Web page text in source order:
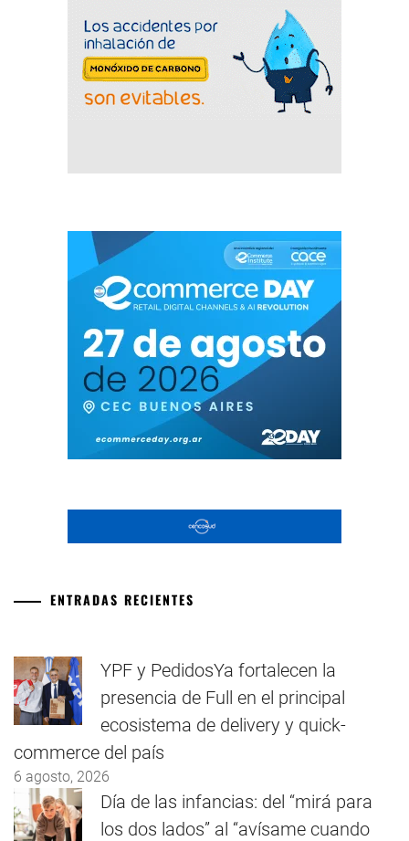
ENTRADAS RECIENTES
YPF y PedidosYa fortalecen la
presencia de Full en el principal
ecosistema de delivery y quick-
commerce del país
6 agosto, 2026
Día de las infancias: del “mirá para
los dos lados” al “avísame cuando